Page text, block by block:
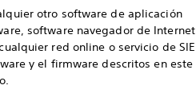
otro software de aplicación
software navegador de Internet
red online o servicio de SIE
y el firmware descritos en este